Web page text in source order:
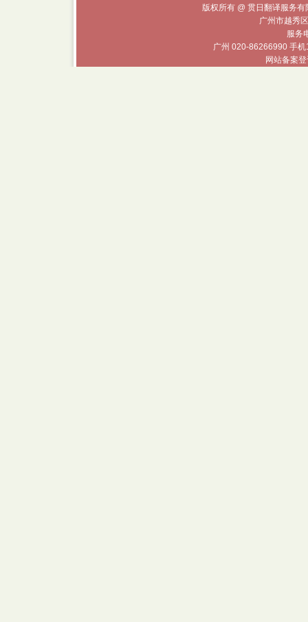
版权所有 @ 贯日翻译服务
广州市越秀
服务
广州 020-86266990 手
网站备案